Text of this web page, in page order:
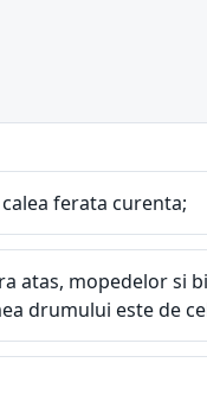
ferata curenta;
atas, mopedelor si
drumului este de